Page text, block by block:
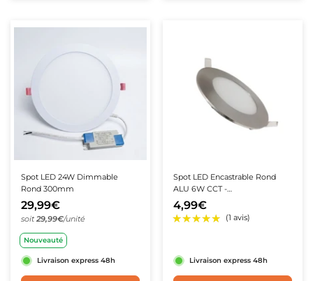
★★★★★
★★★★★
Spot LED 24W Dimmable
Rond 300mm
29,99€
soit29,99€/unité
Nouveauté
Livraison express 48h
Spot LED Encastrable Rond
ALU 6W CCT -
3000K/4000K/6500K
4,99€
Livraison express 48h